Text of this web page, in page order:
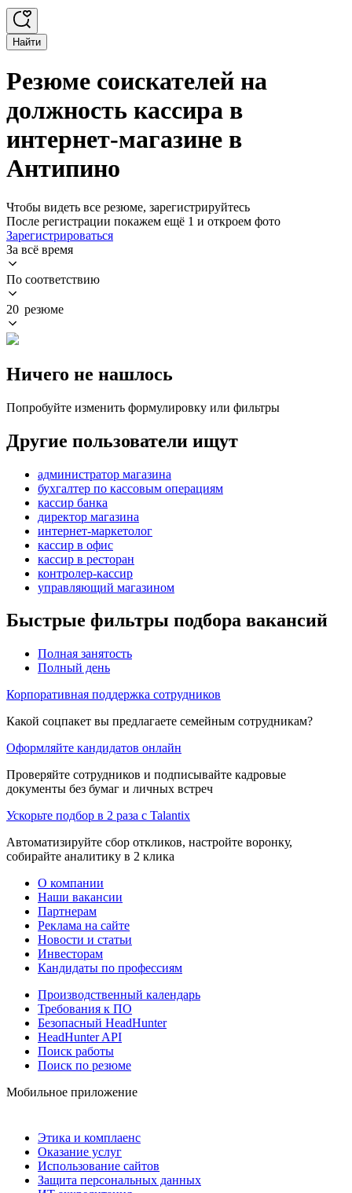
Найти
Резюме соискателей на
должность кассира в
интернет-магазине в
Антипино
Чтобы видеть все резюме, зарегистрируйтесь
После регистрации покажем ещё 1 и откроем фото
Зарегистрироваться
За всё время
По соответствию
20 резюме
Ничего не нашлось
Попробуйте изменить формулировку или фильтры
Другие пользователи ищут
администратор магазина
бухгалтер по кассовым операциям
кассир банка
директор магазина
интернет-маркетолог
кассир в офис
кассир в ресторан
контролер-кассир
управляющий магазином
Быстрые фильтры подбора вакансий
Полная занятость
Полный день
Корпоративная поддержка сотрудников
Какой соцпакет вы предлагаете семейным сотрудникам?
Оформляйте кандидатов онлайн
Проверяйте сотрудников и подписывайте кадровые
документы без бумаг и личных встреч
Ускорьте подбор в 2 раза с Talantix
Автоматизируйте сбор откликов, настройте воронку,
собирайте аналитику в 2 клика
О компании
Наши вакансии
Партнерам
Реклама на сайте
Новости и статьи
Инвесторам
Кандидаты по профессиям
Производственный календарь
Требования к ПО
Безопасный HeadHunter
HeadHunter API
Поиск работы
Поиск по резюме
Мобильное приложение
Этика и комплаенс
Оказание услуг
Использование сайтов
Защита персональных данных